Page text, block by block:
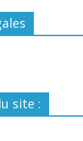
site :